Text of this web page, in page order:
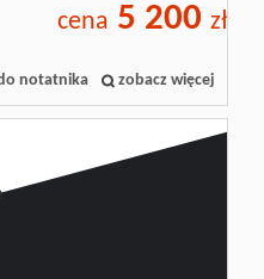
cena 5 200 zł
notatnika zobacz więcej